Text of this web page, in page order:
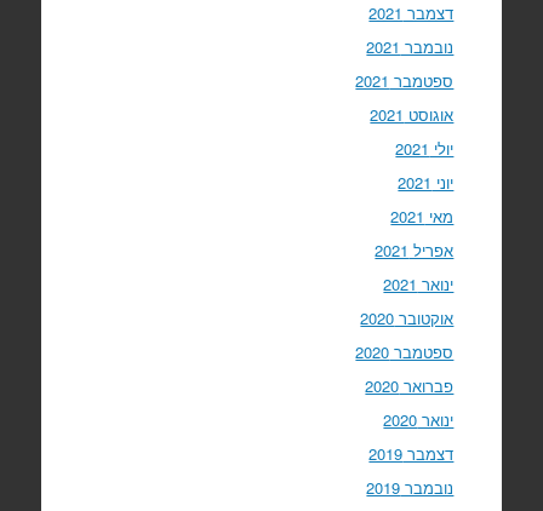
דצמבר 2021
נובמבר 2021
ספטמבר 2021
אוגוסט 2021
יולי 2021
יוני 2021
מאי 2021
אפריל 2021
ינואר 2021
אוקטובר 2020
ספטמבר 2020
פברואר 2020
ינואר 2020
דצמבר 2019
נובמבר 2019